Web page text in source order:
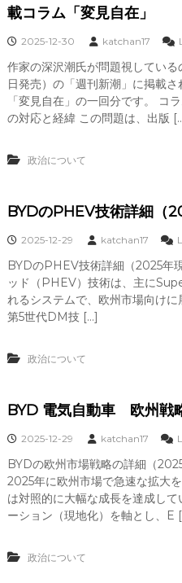
載コラム「変見自在」
2025-12-30 katchan17
作家の深沢潮氏が問題視してい
日発売）の「週刊新潮」に掲載
「変見自在」の一回分です。 コ
の対応と経緯 この問題は、出版
政治について
BYDのPHEV技術詳細（
2025-12-29 katchan17
BYDのPHEV技術詳細（2025年
ッド（PHEV）技術は、主に
れるシステムで、欧州市場向け
第5世代DM技 […]
政治について
BYD 電気自動車 欧州戦
2025-12-29 katchan17
BYDの欧州市場戦略の詳細（
2025年に欧州市場で急速な拡大
は対照的に大幅な成長を達成し
ーション（現地化）を軸とし、E
政治について